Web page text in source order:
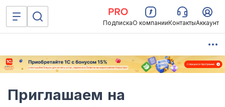
ПодпискаО компанииКонтактыАккаунт
Приглашаем на